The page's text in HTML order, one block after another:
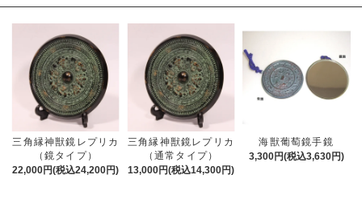
三角縁神獣鏡レプリカ
（鏡タイプ）
22,000円(税込24,200円)
三角縁神獣鏡レプリカ
（通常タイプ）
13,000円(税込14,300円)
海獣葡萄鏡手鏡
3,300円(税込3,630円)